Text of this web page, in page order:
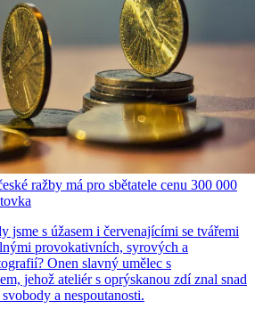
ražby má pro sbětatele cenu 300 000
jsme s úžasem i červenajícími se tvářemi
provokativních, syrových a
Onen slavný umělec s
jehož ateliér s oprýskanou zdí znal snad
a nespoutanosti.